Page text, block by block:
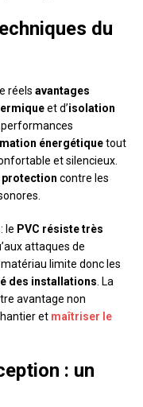
du
réels avantages
et d’isolation
énergétiquetout
et silencieux.
protection contre les
le PVC résiste très
attaques de
limite donc les
des installations . La
avantage non
et maîtriser le
: un